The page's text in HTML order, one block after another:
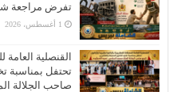
تفرض مراجعة
1 أغسطس، 2026
القنصلية العامة
تحتفل بمناسبة
صاحب الجلالة